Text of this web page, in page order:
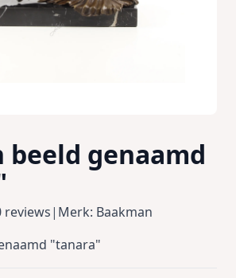
beeld genaamd
reviews| Merk: Baakman
"tanara"